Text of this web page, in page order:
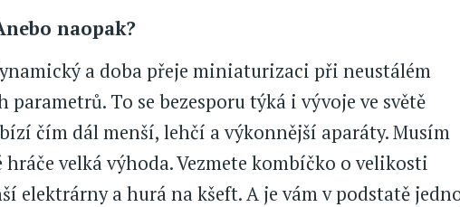
naopak?
a doba přeje miniaturizaci při neustálém
To se bezesporu týká i vývoje ve světě
čím dál menší, lehčí a výkonnější aparáty. Musím
velká výhoda. Vezmete kombíčko o velikosti
elektrárny a hurá na kšeft. A je vám v podstatě